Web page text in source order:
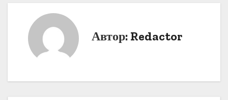
Автор: Redactor